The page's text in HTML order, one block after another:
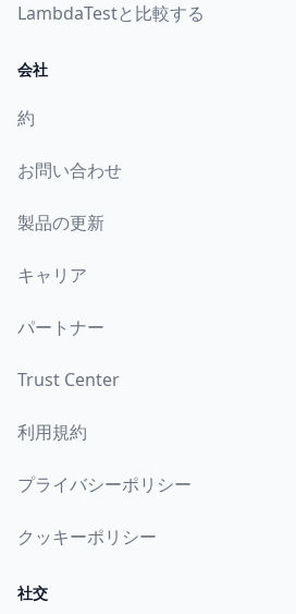
LambdaTestと比較する
会社
約
お問い合わせ
製品の更新
キャリア
パートナー
Trust Center
利用規約
プライバシーポリシー
クッキーポリシー
社交